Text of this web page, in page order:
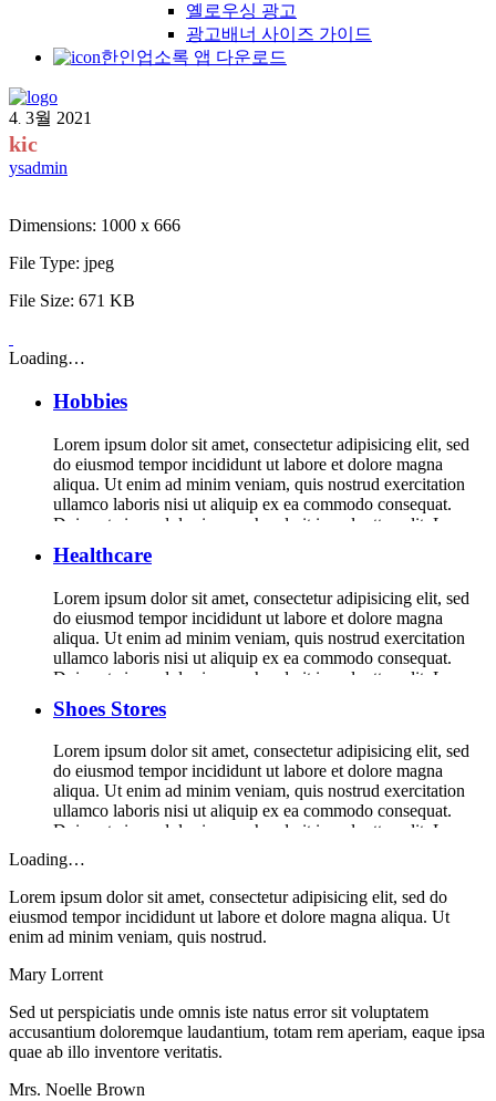
옐로우싱 광고
광고배너 사이즈 가이드
한인업소록 앱 다운로드
4. 3월 2021
kic
ysadmin
Dimensions: 1000 x 666
File Type: jpeg
File Size: 671 KB
Loading…
Hobbies
Lorem ipsum dolor sit amet, consectetur adipisicing elit, sed
do eiusmod tempor incididunt ut labore et dolore magna
aliqua. Ut enim ad minim veniam, quis nostrud exercitation
ullamco laboris nisi ut aliquip ex ea commodo consequat.
Duis aute irure dolor in reprehenderit in voluptte velit. Lorem
ipsum dolor sit amet, consectetur adipisicing elit, sed do […]
Healthcare
Lorem ipsum dolor sit amet, consectetur adipisicing elit, sed
do eiusmod tempor incididunt ut labore et dolore magna
aliqua. Ut enim ad minim veniam, quis nostrud exercitation
ullamco laboris nisi ut aliquip ex ea commodo consequat.
Duis aute irure dolor in reprehenderit in voluptte velit. Lorem
ipsum dolor sit amet, consectetur adipisicing elit, sed do […]
Shoes Stores
Lorem ipsum dolor sit amet, consectetur adipisicing elit, sed
do eiusmod tempor incididunt ut labore et dolore magna
aliqua. Ut enim ad minim veniam, quis nostrud exercitation
ullamco laboris nisi ut aliquip ex ea commodo consequat.
Duis aute irure dolor in reprehenderit in voluptte velit. Lorem
Loading…
Lorem ipsum dolor sit amet, consectetur adipisicing elit, sed do
eiusmod tempor incididunt ut labore et dolore magna aliqua. Ut
enim ad minim veniam, quis nostrud.
Mary Lorrent
Sed ut perspiciatis unde omnis iste natus error sit voluptatem
accusantium doloremque laudantium, totam rem aperiam, eaque ipsa
quae ab illo inventore veritatis.
Mrs. Noelle Brown